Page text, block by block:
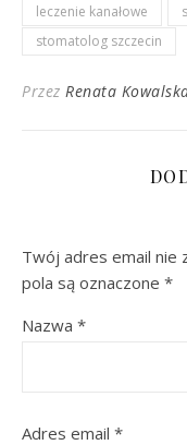
leczenie kanałowe
stomatolog szczecin
Przez Renata
Twój adres email nie
pola są oznaczone *
Nazwa *
Adres email *